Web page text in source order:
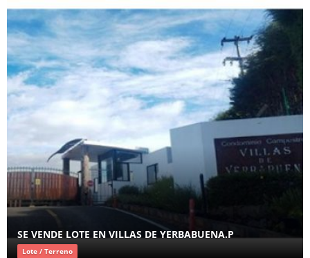
SE VENDE LOTE EN VILLAS DE YERBABUENA.P
Lote / Terreno